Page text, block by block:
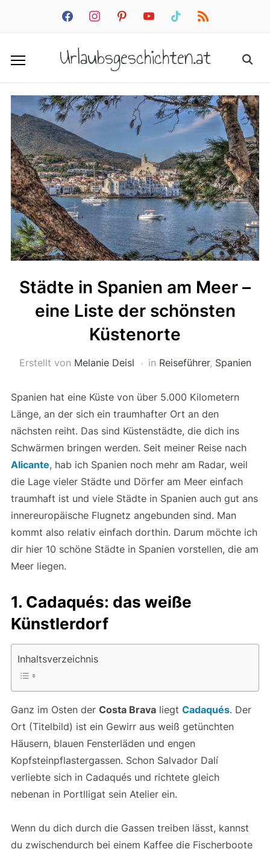
facebookinstagrampinterestyoutube tiktok rss
Urlaubsgeschichten.at
Städte in Spanien am Meer –
eine Liste der schönsten
Küstenorte
Erstellt von Melanie Deisl in Reiseführer, Spanien
Spanien hat eine Küste von über 5.000 Kilometern
Länge, an der sich ein traumhafter Ort an den
nächsten reiht. Das sind Küstenstädte, die dich ins
Schwärmen bringen werden. Seit meiner Reise nach
Alicante, hab ich Spanien noch mehr am Radar, weil
die Lage vieler Städte und Dörfer am Meer einfach
traumhaft ist und viele Städte in Spanien auch gut ans
innereuropäische Flugnetz angebunden sind. Man
kommt also relativ einfach dorthin. Darum möchte ich
dir hier 10 schöne Städte in Spanien vorstellen, die am
Meer liegen.
1. Cadaqués: das weiße
Künstlerdorf
Inhaltsverzeichnis
Ganz im Osten der Costa Bravaliegt Cadaqués. Der
Ort (Titelbild) ist ein Gewirr aus weiß getünchten
Häusern, blauen Fensterläden und engen
Kopfsteinpflastergassen. Schon Salvador Dalí
verliebte sich in Cadaqués und richtete gleich
nebenan in Portlligat sein Atelier ein.
Wenn du dich durch die Gassen treiben lässt, kannst
du zwischendurch bei einem Kaffee die Fischerboote